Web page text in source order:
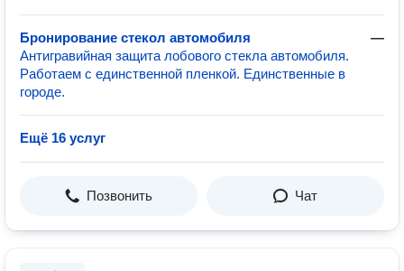
Бронирование стекол автомобиля
—
Антигравийная защита лобового стекла автомобиля.
Работаем с единственной пленкой. Единственные в
городе.
Ещё 16 услуг
Позвонить Чат